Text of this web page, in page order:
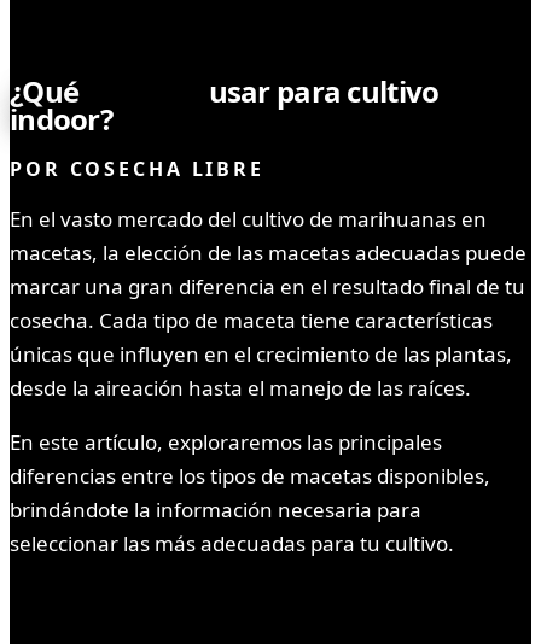
¿Qué usar para cultivo
indoor?
POR COSECHA LIBRE
En el vasto mercado del cultivo de marihuanas en
macetas, la elección de las macetas adecuadas puede
marcar una gran diferencia en el resultado final de tu
cosecha. Cada tipo de maceta tiene características
únicas que influyen en el crecimiento de las plantas,
desde la aireación hasta el manejo de las raíces.
En este artículo, exploraremos las principales
diferencias entre los tipos de macetas disponibles,
brindándote la información necesaria para
seleccionar las más adecuadas para tu cultivo.